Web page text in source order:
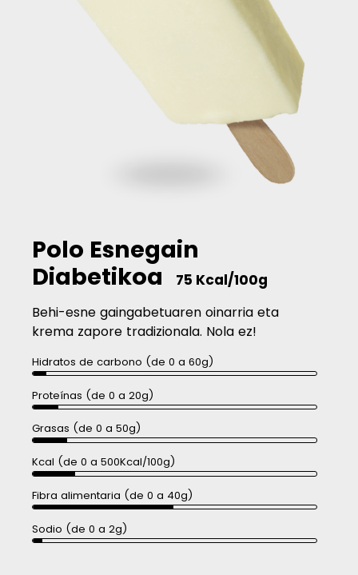
Polo Esnegain
Diabetikoa
75 Kcal/100g
Behi-esne gaingabetuaren oinarria eta
krema zapore tradizionala. Nola ez!
Hidratos de carbono (de 0 a 60g)
Proteínas (de 0 a 20g)
Grasas (de 0 a 50g)
Kcal (de 0 a 500Kcal/100g)
Fibra alimentaria (de 0 a 40g)
Sodio (de 0 a 2g)